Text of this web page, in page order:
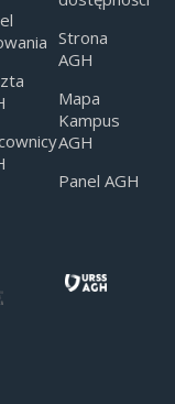
Strona
AGH
Mapa
Kampus
AGH
Panel AGH